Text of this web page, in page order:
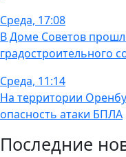
Среда, 17:08
В Доме Советов
градостроительного
Среда, 11:14
На территории
опасность атаки БПЛА
Последние